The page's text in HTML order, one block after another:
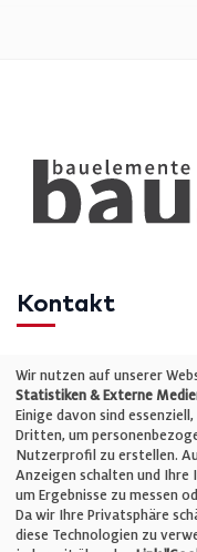
Kontakt
Telefon: +49 (0)711
E-Mail:
Unternehmen
Impressum
Wir nutzen auf unserer
Statistiken & Externe
Einige davon sind
Dritten, um
Nutzerprofil zu erstellen.
Anzeigen schalten und
um Ergebnisse zu messen
Da wir Ihre Privatsphäre
diese Technologien zu